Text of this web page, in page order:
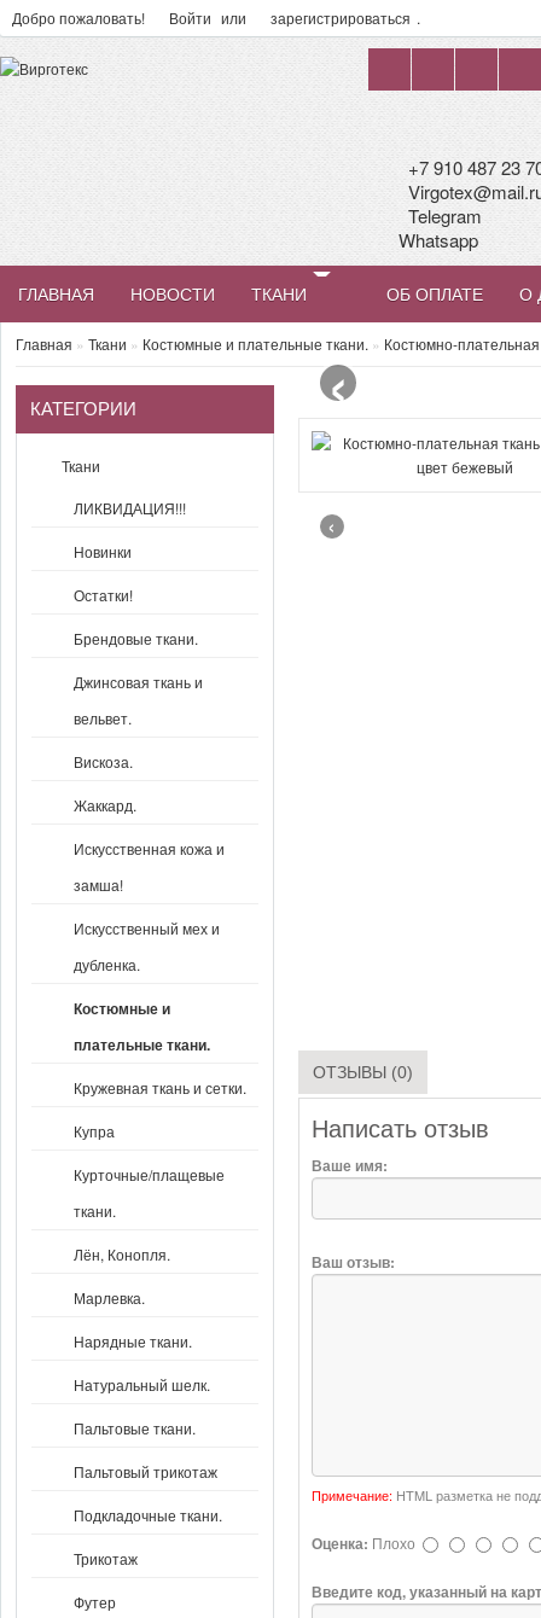
Добро пожаловать! Войти или зарегистрироваться .
+7 910 487 23
Telegram
Whatsapp
ГЛАВНАЯ НОВОСТИ ТКАНИ ОБ ОПЛАТЕ О
Главная » Ткани » Костюмные и плательные ткани. » Костюмно-
КАТЕГОРИИ
Ткани
ЛИКВИДАЦИЯ!!!
Новинки
Остатки!
Брендовые ткани.
Джинсовая ткань и
вельвет.
Вискоза.
Жаккард.
Искусственная кожа и
замша!
Искусственный мех и
дубленка.
Костюмные и
плательные ткани.
Кружевная ткань и сетки.
Купра
Курточные/плащевые
ткани.
Лён, Конопля.
Марлевка.
Нарядные ткани.
Натуральный шелк.
Пальтовые ткани.
Пальтовый трикотаж
Подкладочные ткани.
Трикотаж
Футер
‹
‹
ОТЗЫВЫ (0)
Написать отзыв
Ваше имя:
Ваш отзыв:
Примечание: HTML разметка не
Оценка: Плохо
Введите код, указанный на